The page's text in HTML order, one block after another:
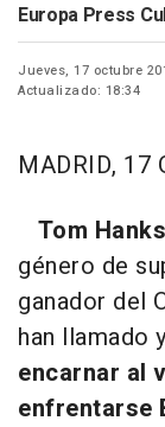
Europa Press
Jueves, 17 octubre
Actualizado: 18:34
MADRID, 17
Tom Hanks
género de
ganador del
han llamado
encarnar al
enfrentarse